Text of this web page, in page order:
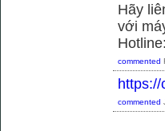
Hãy
với
commented
commented